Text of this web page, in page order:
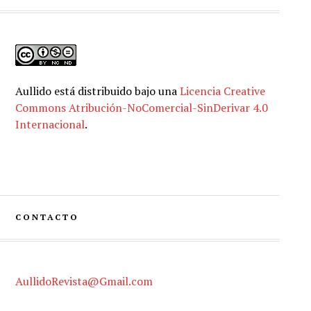
Aullidoestá distribuido bajo unaLicencia Creative
Commons Atribución-NoComercial-SinDerivar 4.0
Internacional.
CONTACTO
AullidoRevista@Gmail.com